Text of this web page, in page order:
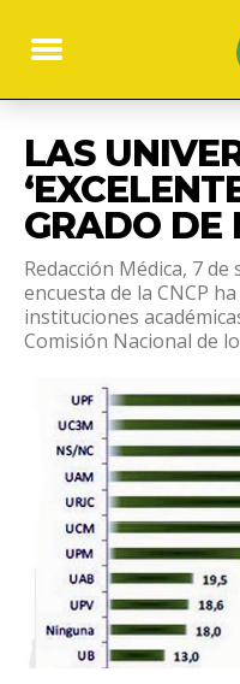
LAS
GRADO DE
Redacción Médica, 7
encuesta de la CNCP
instituciones
Comisión Nacional de